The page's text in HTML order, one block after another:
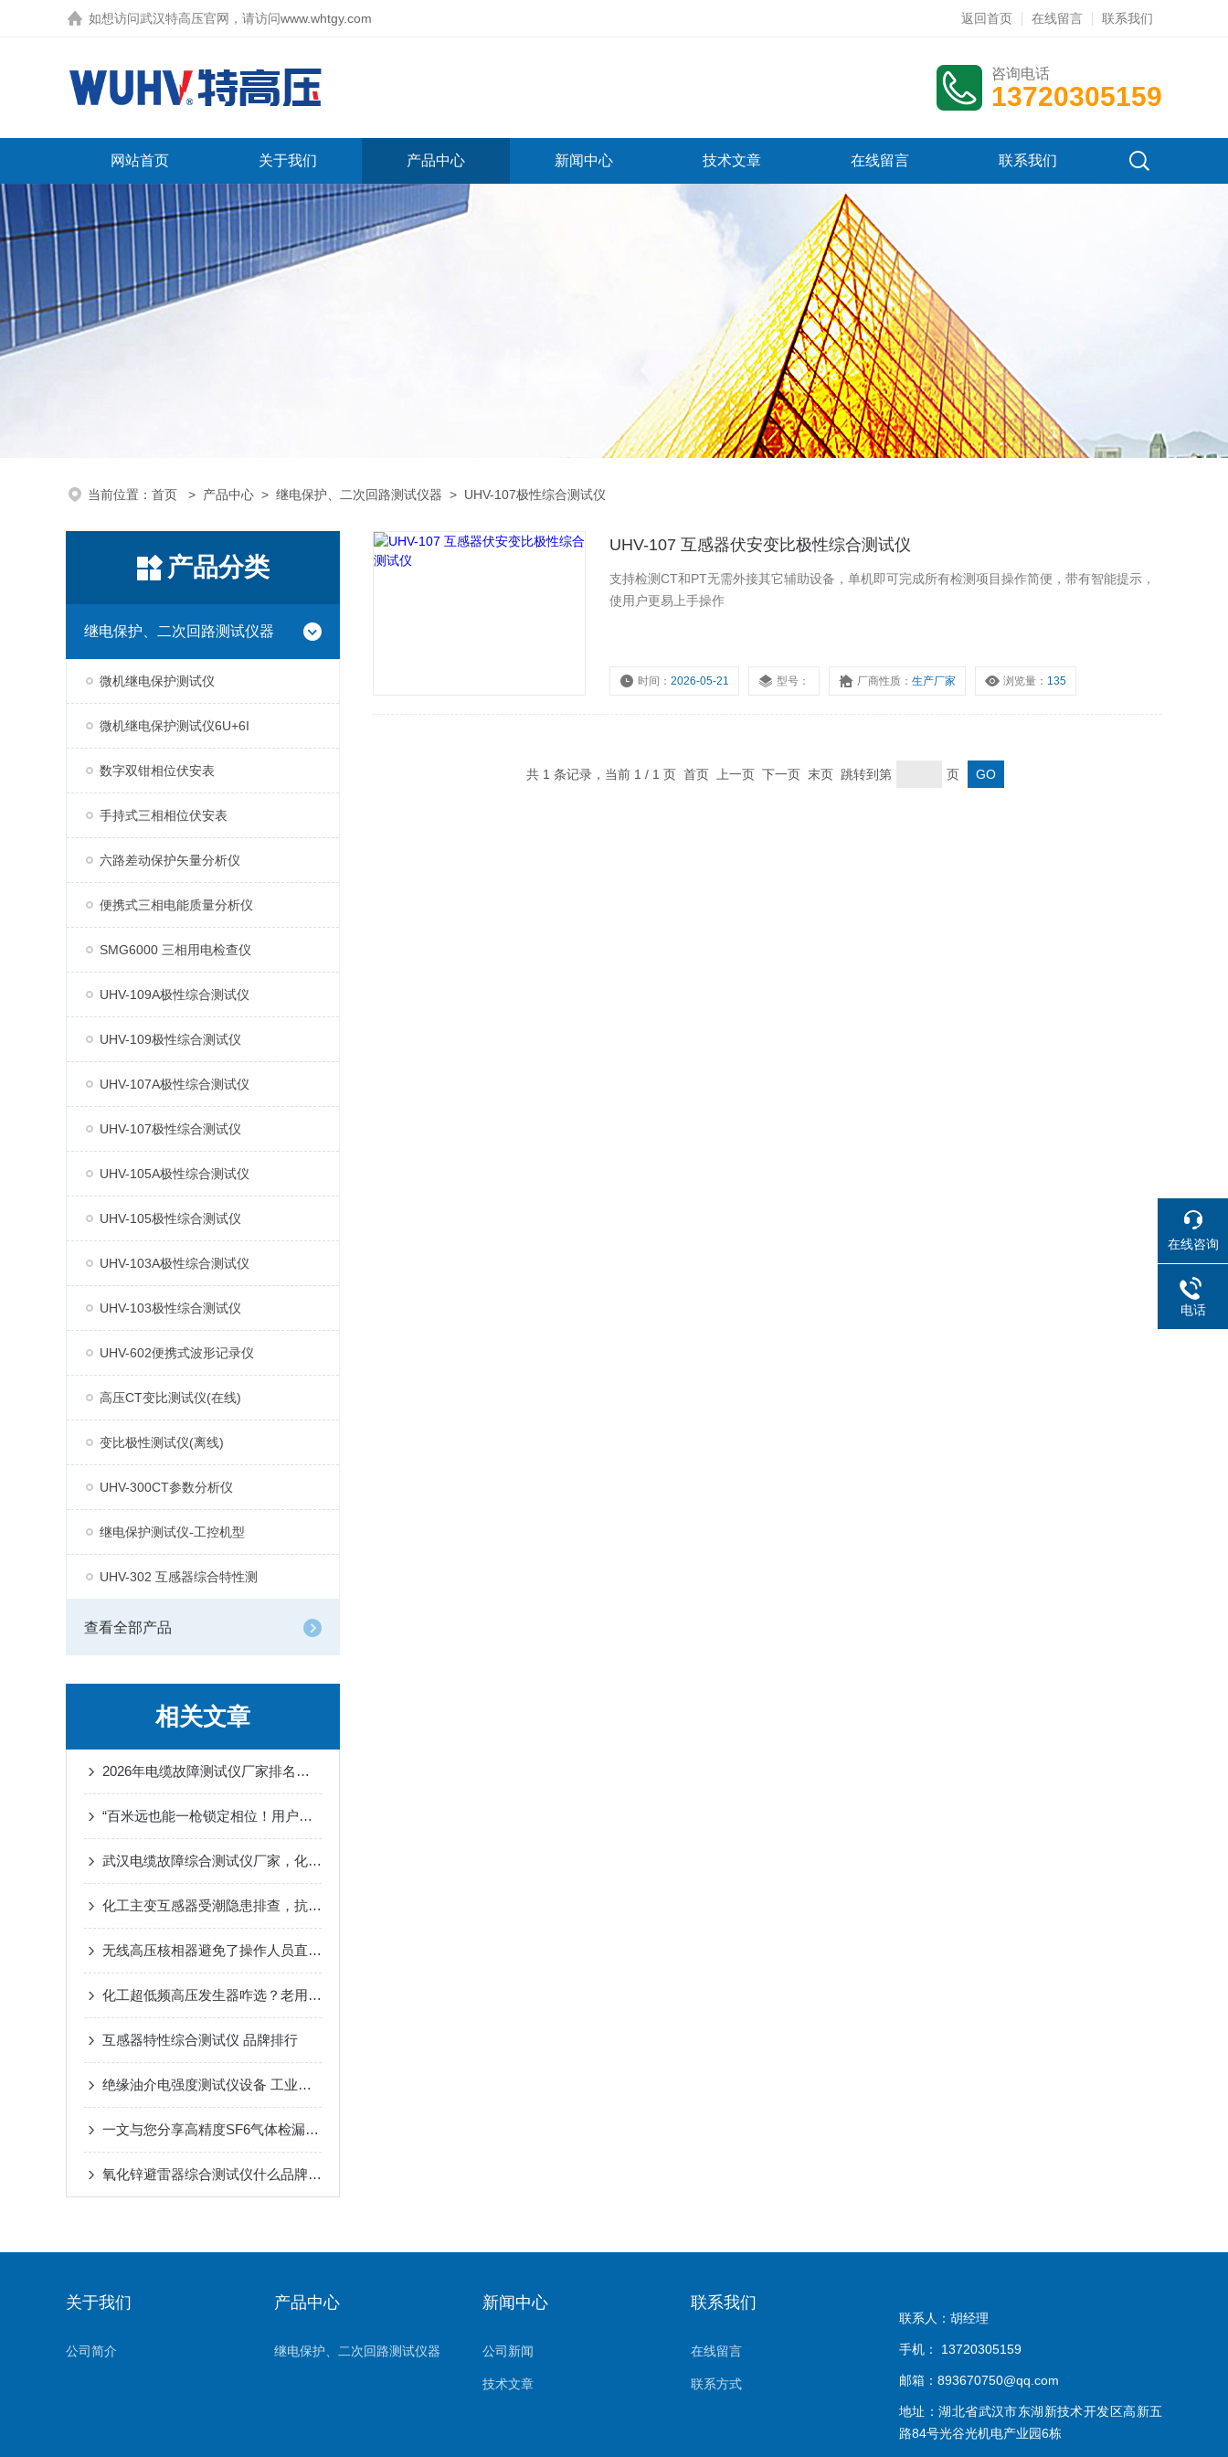
如想访问武汉特高压官网，请访问www.whtgy.com 返回首页 在线留言 联系我们
咨询电话
13720305159
网站首页 关于我们 产品中心 新闻中心 技术文章 在线留言 联系我们
当前位置： 首页 > 产品中心 > 继电保护、二次回路测试仪器 > UHV-107极性综合测试仪
产品分类
继电保护、二次回路测试仪器
微机继电保护测试仪
微机继电保护测试仪6U+6I
数字双钳相位伏安表
手持式三相相位伏安表
六路差动保护矢量分析仪
便携式三相电能质量分析仪
SMG6000 三相用电检查仪
UHV-109A极性综合测试仪
UHV-109极性综合测试仪
UHV-107A极性综合测试仪
UHV-107极性综合测试仪
UHV-105A极性综合测试仪
UHV-105极性综合测试仪
UHV-103A极性综合测试仪
UHV-103极性综合测试仪
UHV-602便携式波形记录仪
高压CT变比测试仪(在线)
变比极性测试仪(离线)
UHV-300CT参数分析仪
继电保护测试仪-工控机型
UHV-302 互感器综合特性测
查看全部产品
相关文章
2026年电缆故障测试仪厂家排名趋势：武汉特高压的技术
“百米远也能一枪锁定相位！用户说这无线核相器像装了‘导航眼’”
武汉电缆故障综合测试仪厂家，化工厂区地下电缆故障定位设备应用场景
化工主变互感器受潮隐患排查，抗干扰介质损耗测试仪适配腐蚀厂区
无线高压核相器避免了操作人员直接接触高压线路的风险
化工超低频高压发生器咋选？老用户实测：口碑好的选型建议藏 3 个实用点
互感器特性综合测试仪 品牌排行
绝缘油介电强度测试仪设备 工业项目选用 好评不断
一文与您分享高精度SF6气体检漏仪的常见故障相应解决方法
氧化锌避雷器综合测试仪什么品牌好：解析氧化锌避雷器测试设备的核心价值点
UHV-107 互感器伏安变比极性综合测试仪
支持检测CT和PT无需外接其它辅助设备，单机即可完成所有检测项目操作简便，带有智能提示，
使用户更易上手操作
时间：2026-05-21 型号： 厂商性质：生产厂家 浏览量： 135
共 1 条记录，当前 1 / 1 页 首页 上一页 下一页 末页 跳转到第 页
关于我们
公司简介
产品中心
继电保护、二次回路测试仪器
新闻中心
公司新闻
技术文章
联系我们
在线留言
联系方式
联系人：胡经理
手机： 13720305159
邮箱：893670750@qq.com
地址：湖北省武汉市东湖新技术开发区高新五
路84号光谷光机电产业园6栋
在线咨询
电话